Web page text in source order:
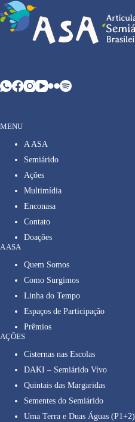
MENU
A ASA
Semiárido
Ações
Multimídia
Enconasa
Contato
Doações
A ASA
Quem Somos
Como Surgimos
Linha do Tempo
Espaços de Participação
Prêmios
AÇÕES
Cisternas nas Escolas
DAKI – Semiárido Vivo
Quintais das Margaridas
Sementes do Semiárido
Uma Terra e Duas Águas (P1+2)